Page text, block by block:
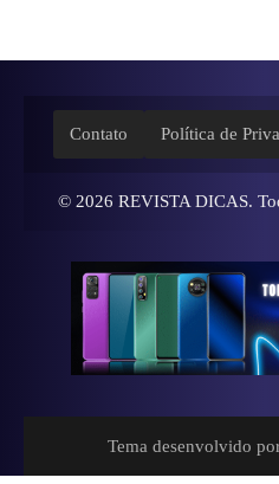
Contato Política de
© 2026 REVISTA DICAS.
Tema desenvolvido